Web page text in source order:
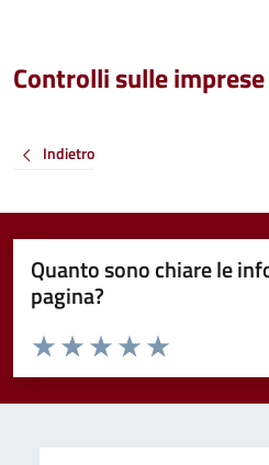
Controlli sulle imprese
Indietro
Quanto sono chiare le
pagina?
Valuta da 1 a 5 stelle la pagina
Valuta 5 stelle
Valuta 4 stelle su 5
Valuta 3 stelle su 5
Valuta 2 stelle su 5
Valuta 1 stelle su 5